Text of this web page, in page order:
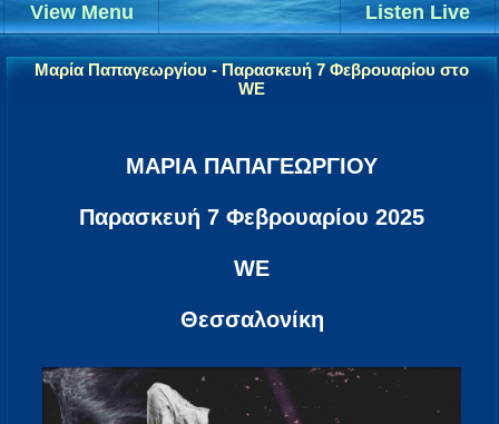
Listen Live
View Menu
Μαρία Παπαγεωργίου - Παρασκευή 7 Φεβρουαρίου στο
WE
ΜΑΡΙΑ ΠΑΠΑΓΕΩΡΓΙΟΥ
Παρασκευή 7 Φεβρουαρίου 2025
WE
Θεσσαλονίκη